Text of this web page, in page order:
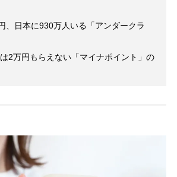
、日本に930万人いる「アンダークラ
2万円もらえない「マイナポイント」の